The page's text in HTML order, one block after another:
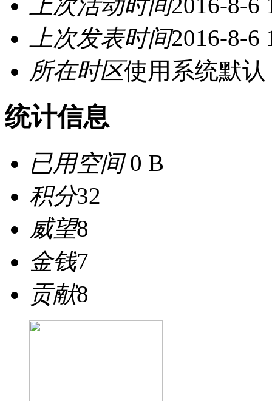
上次活动时间2016-8-6
上次发表时间2016-8-6
所在时区使用系统默认
统计信息
已用空间0 B
积分32
威望8
金钱7
贡献8